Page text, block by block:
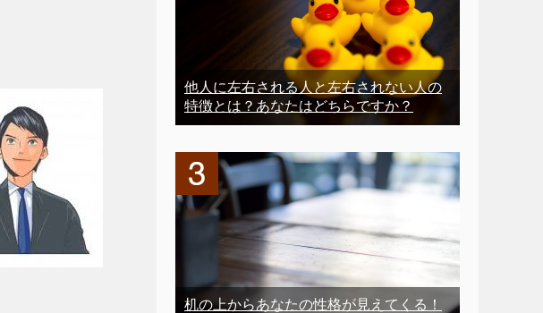
他人に左右される人と左右されない人の
特徴とは？あなたはどちらですか？
机の上からあなたの性格が見えてくる！